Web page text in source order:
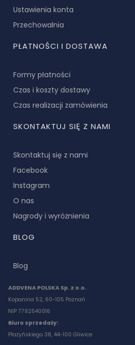
Ustawienia konta
Przechowalnia
PŁATNOŚCI I DOSTAWA
Formy płatności
Czas i koszty dostawy
Czas realizacji zamówienia
SKONTAKTUJ SIĘ Z NAMI
Skontaktuj się z nami
Facebook
Instagram
O nas
Nagrody i wyróżnienia
BLOG
Blog
ADDVENA POLSKA Sp. z o.o.
Kopanina 52, 60-105 Poznań
NIP 7792540016
Biuro sprzedaży:
Płażyńskiego 38, 44-100 Gliwice